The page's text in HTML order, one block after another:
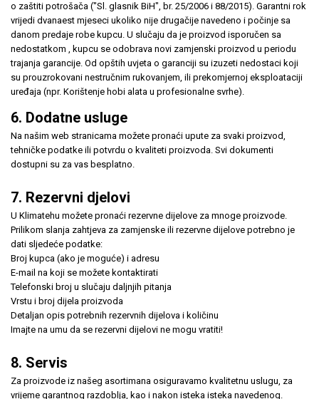
o zaštiti potrošača ("Sl. glasnik BiH", br. 25/2006 i 88/2015). Garantni rok
vrijedi dvanaest mjeseci ukoliko nije drugačije navedeno i počinje sa
danom predaje robe kupcu. U slučaju da je proizvod isporučen sa
nedostatkom , kupcu se odobrava novi zamjenski proizvod u periodu
trajanja garancije. Od opštih uvjeta o garanciji su izuzeti nedostaci koji
su prouzrokovani nestručnim rukovanjem, ili prekomjernoj eksploataciji
uređaja (npr. Korištenje hobi alata u profesionalne svrhe).
6. Dodatne usluge
Na našim web stranicama možete pronaći upute za svaki proizvod,
tehničke podatke ili potvrdu o kvaliteti proizvoda. Svi dokumenti
dostupni su za vas besplatno.
7. Rezervni djelovi
U Klimatehu možete pronaći rezervne dijelove za mnoge proizvode.
Prilikom slanja zahtjeva za zamjenske ili rezervne dijelove potrebno je
dati sljedeće podatke:
Broj kupca (ako je moguće) i adresu
E-mail na koji se možete kontaktirati
Telefonski broj u slučaju daljnjih pitanja
Vrstu i broj dijela proizvoda
Detaljan opis potrebnih rezervnih dijelova i količinu
Imajte na umu da se rezervni dijelovi ne mogu vratiti!
8. Servis
Za proizvode iz našeg asortimana osiguravamo kvalitetnu uslugu, za
vrijeme garantnog razdoblja, kao i nakon isteka isteka navedenog.